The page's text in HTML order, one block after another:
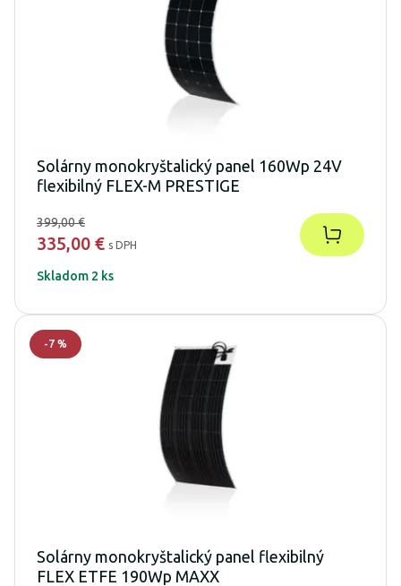
Solárny monokryštalický panel 160Wp 24V
flexibilný FLEX-M PRESTIGE
399,00 €
335,00 € s DPH
Skladom 2 ks
-7 %
Solárny monokryštalický panel flexibilný
FLEX ETFE 190Wp MAXX